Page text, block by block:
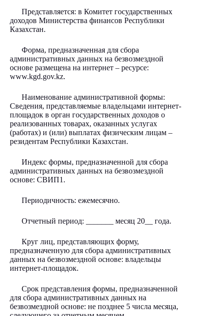
Представляется: в Комитет государственных
доходов Министерства финансов Республики
Казахстан.
Форма, предназначенная для сбора
административных данных на безвозмездной
основе размещена на интернет – ресурсе:
www.kgd.gov.kz.
Наименование административной формы:
Сведения, представляемые владельцами интернет-
площадок в орган государственных доходов о
реализованных товарах, оказанных услугах
(работах) и (или) выплатах физическим лицам –
резидентам Республики Казахстан.
Индекс формы, предназначенной для сбора
административных данных на безвозмездной
основе: СВИП1.
Периодичность: ежемесячно.
Отчетный период: _______ месяц 20__ года.
Круг лиц, представляющих форму,
предназначенную для сбора административных
данных на безвозмездной основе: владельцы
интернет-площадок.
Срок представления формы, предназначенной
для сбора административных данных на
безвозмездной основе: не позднее 5 числа месяца,